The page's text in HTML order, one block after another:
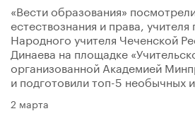
«Вести образования»
естествознания и права,
Народного учителя Чеченской
Динаева на площадке
организованной Академией
и подготовили топ-5 необычных
2 марта